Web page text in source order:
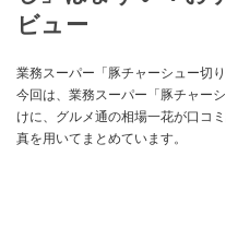
ビュー
業務スーパー「豚チャーシュー切
今回は、業務スーパー「豚チャー
けに、グルメ通の相場一花が口コ
真を用いてまとめています。